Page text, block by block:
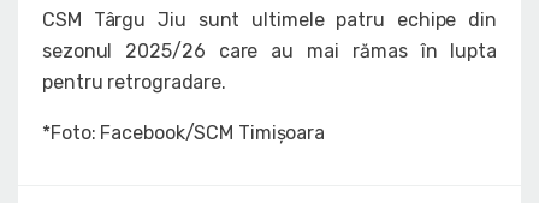
CSM Târgu Jiu sunt ultimele patru echipe din
sezonul 2025/26 care au mai rămas în lupta
pentru retrogradare.
*Foto: Facebook/SCM Timișoara